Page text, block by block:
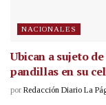
NACIONALES
Ubican a sujeto
pandillas en su
por Redacción Diario La